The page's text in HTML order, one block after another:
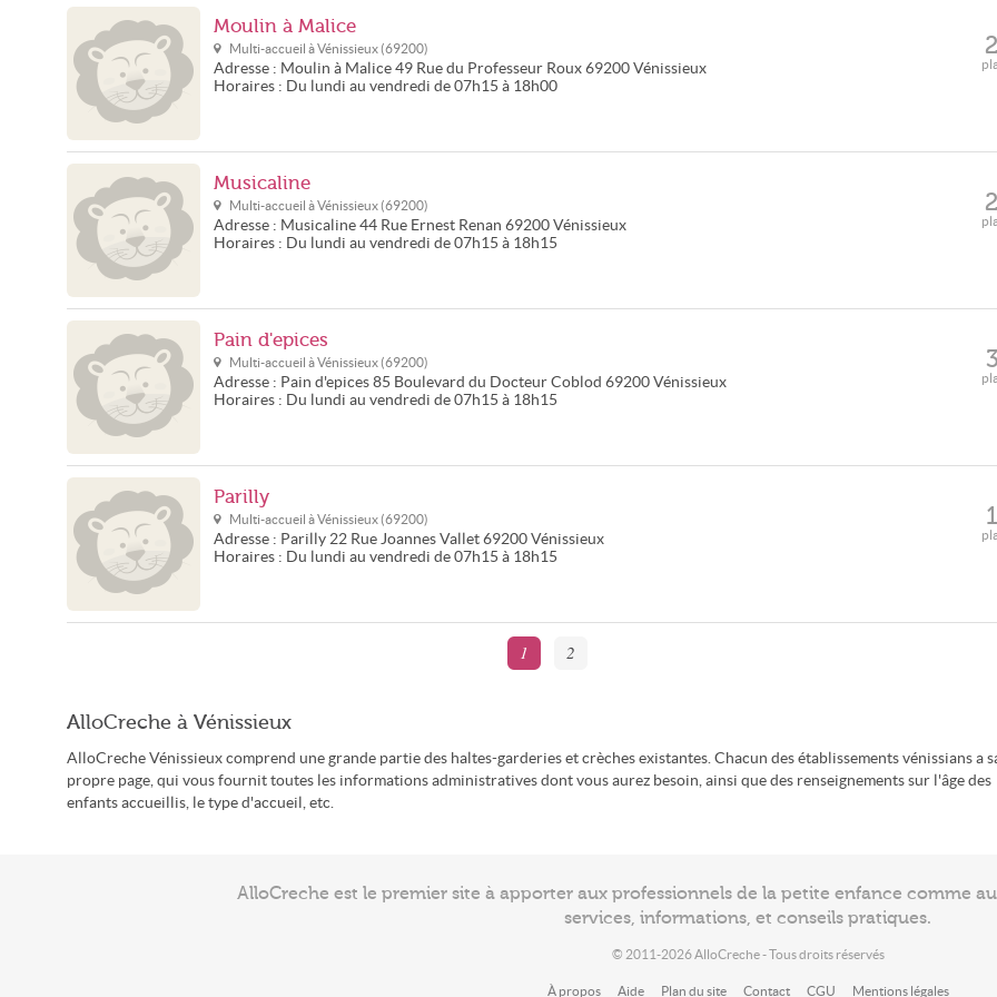
Moulin à Malice
Multi-accueil àVénissieux (69200)
Adresse : Moulin à Malice 49 Rue du Professeur Roux 69200 Vénissieux
Horaires : Du lundi au vendredi de 07h15 à 18h00
Musicaline
Multi-accueil àVénissieux (69200)
Adresse : Musicaline 44 Rue Ernest Renan 69200 Vénissieux
Horaires : Du lundi au vendredi de 07h15 à 18h15
Pain d'epices
Multi-accueil àVénissieux (69200)
Adresse : Pain d'epices 85 Boulevard du Docteur Coblod 69200 Vénissieux
Horaires : Du lundi au vendredi de 07h15 à 18h15
Parilly
Multi-accueil àVénissieux (69200)
Adresse : Parilly 22 Rue Joannes Vallet 69200 Vénissieux
Horaires : Du lundi au vendredi de 07h15 à 18h15
1 2
AlloCreche à Vénissieux
AlloCreche Vénissieux comprend une grande partie des haltes-garderies et crèches existantes. Chacun des établissements vénissians a
propre page, qui vous fournit toutes les informations administratives dont vous aurez besoin, ainsi que des renseignements sur l'âge des
enfants accueillis, le type d'accueil, etc.
AlloCreche est le premier site à apporter aux professionnels de la petite enfance comme
services, informations, et conseils pratiques.
© 2011-2026 AlloCreche - Tous droits réservés
À propos Aide Plan du site Contact CGU Mentions légales